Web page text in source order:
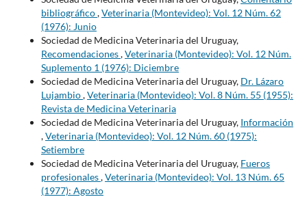
bibliográfico,Veterinaria (Montevideo): Vol. 12 Núm. 62
(1976): Junio
Sociedad de Medicina Veterinaria del Uruguay,
Recomendaciones,Veterinaria (Montevideo): Vol. 12 Núm.
Suplemento 1 (1976): Diciembre
Sociedad de Medicina Veterinaria del Uruguay, Dr. Lázaro
Lujambio,Veterinaria (Montevideo): Vol. 8 Núm. 55 (1955):
Revista de Medicina Veterinaria
Sociedad de Medicina Veterinaria del Uruguay, Información
,Veterinaria (Montevideo): Vol. 12 Núm. 60 (1975):
Setiembre
Sociedad de Medicina Veterinaria del Uruguay, Fueros
profesionales,Veterinaria (Montevideo): Vol. 13 Núm. 65
(1977): Agosto